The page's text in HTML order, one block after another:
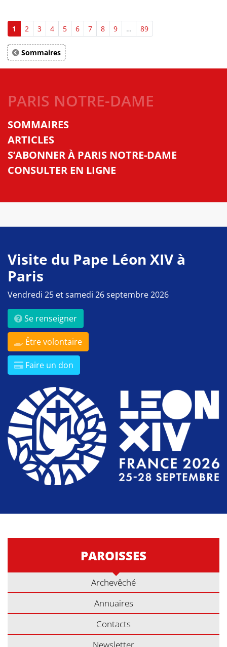
1 2 3 4 5 6 7 8 9 … 89
Sommaires
PARIS NOTRE-DAME
SOMMAIRES
ARTICLES
S’ABONNER À PARIS NOTRE-DAME
CONSULTER EN LIGNE
Visite du Pape Léon XIV à
Paris
Vendredi 25 et samedi 26 septembre 2026
Se renseigner
Être volontaire
Faire un don
PAROISSES
Archevêché
Annuaires
Contacts